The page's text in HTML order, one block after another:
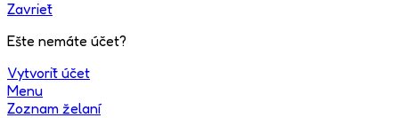
Zavrieť
Ešte nemáte účet?
Vytvoriť účet
Menu
Zoznam želaní